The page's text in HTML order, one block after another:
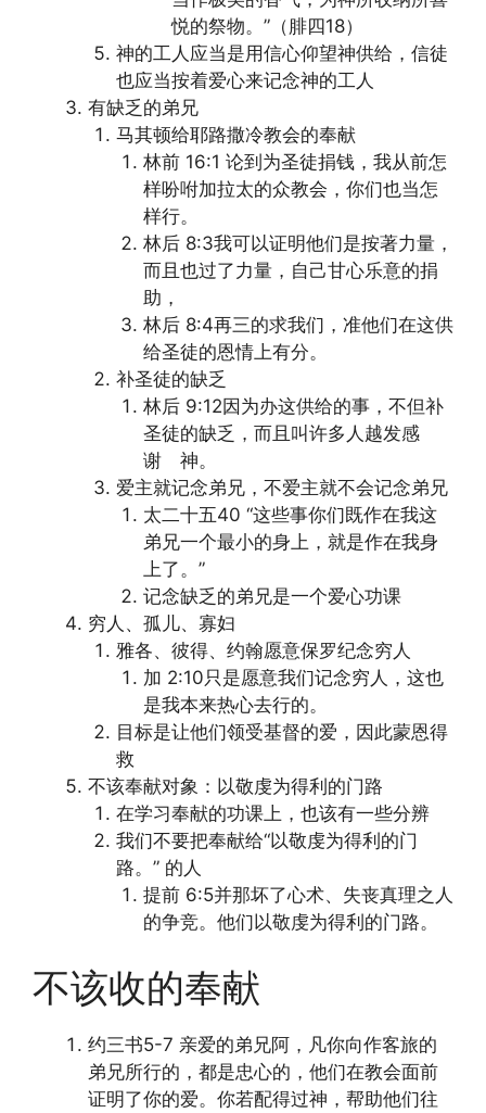
悦的祭物。”（腓四18）
神的工人应当是用信心仰望神供给，信徒
也应当按着爱心来记念神的工人
有缺乏的弟兄
马其顿给耶路撒冷教会的奉献
林前 16:1 论到为圣徒捐钱，我从前怎
样吩咐加拉太的众教会，你们也当怎
样行。
林后 8:3我可以证明他们是按著力量，
而且也过了力量，自己甘心乐意的捐
助，
林后 8:4再三的求我们，准他们在这供
给圣徒的恩情上有分。
补圣徒的缺乏
林后 9:12因为办这供给的事，不但补
圣徒的缺乏，而且叫许多人越发感
谢 神。
爱主就记念弟兄，不爱主就不会记念弟兄
太二十五40 “这些事你们既作在我这
弟兄一个最小的身上，就是作在我身
上了。”
记念缺乏的弟兄是一个爱心功课
穷人、孤儿、寡妇
雅各、彼得、约翰愿意保罗纪念穷人
加 2:10只是愿意我们记念穷人，这也
是我本来热心去行的。
目标是让他们领受基督的爱，因此蒙恩得
救
不该奉献对象：以敬虔为得利的门路
在学习奉献的功课上，也该有一些分辨
我们不要把奉献给“以敬虔为得利的门
路。” 的人
提前 6:5并那坏了心术、失丧真理之人
的争竞。他们以敬虔为得利的门路。
不该收的奉献
约三书5-7 亲爱的弟兄阿，凡你向作客旅的
弟兄所行的，都是忠心的，他们在教会面前
证明了你的爱。你若配得过神，帮助他们往